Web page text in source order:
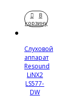
В
корзину
Слуховой
аппарат
Resound
LiNX2
LS577-
DW